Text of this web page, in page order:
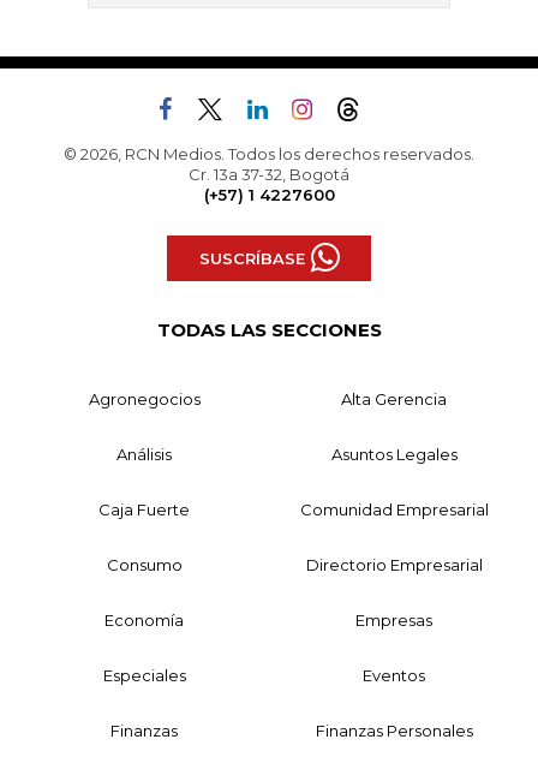
© 2026, RCN Medios. Todos los derechos reservados.
Cr. 13a 37-32, Bogotá
(+57) 1 4227600
SUSCRÍBASE
TODAS LAS SECCIONES
Agronegocios Alta Gerencia
Análisis Asuntos Legales
Caja Fuerte Comunidad Empresarial
Consumo Directorio Empresarial
Economía Empresas
Especiales Eventos
Finanzas Finanzas Personales